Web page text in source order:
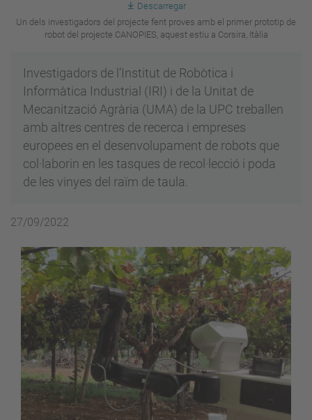
Descarregar
Un dels investigadors del projecte fent proves amb el primer prototip de
robot del projecte CANOPIES, aquest estiu a Corsira, Itàlia
Investigadors de l’Institut de Robòtica i
Informàtica Industrial (IRI) i de la Unitat de
Mecanització Agrària (UMA) de la UPC treballen
amb altres centres de recerca i empreses
europees en el desenvolupament de robots que
col·laborin en les tasques de recol·lecció i poda
de les vinyes del raïm de taula.
27/09/2022